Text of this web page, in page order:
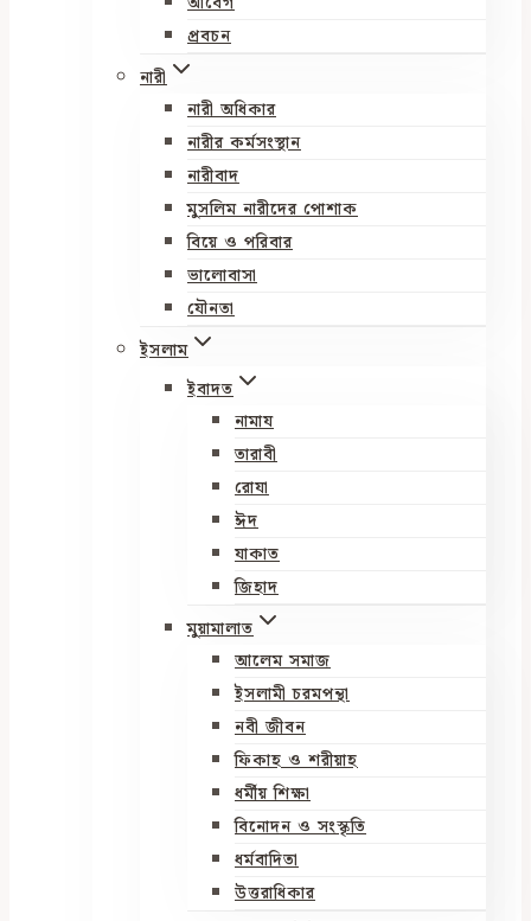
প্রবচন
নারী
নারী অধিকার
নারীর কর্মসংস্থান
নারীবাদ
মুসলিম নারীদের পোশাক
বিয়ে ও পরিবার
ভালোবাসা
যৌনতা
ইসলাম
ইবাদত
নামায
তারাবী
রোযা
ঈদ
যাকাত
জিহাদ
মুয়ামালাত
আলেম সমাজ
ইসলামী চরমপন্থা
নবী জীবন
ফিকাহ ও শরীয়াহ
ধর্মীয় শিক্ষা
বিনোদন ও সংস্কৃতি
ধর্মবাদিতা
উত্তরাধিকার